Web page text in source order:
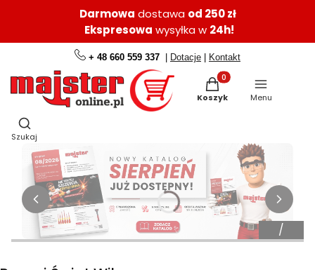
Darmowa dostawa od 250 zł
Ekspresowa wysyłka w 24h!
+ 48 660 559 337 | Dotacje | Kontakt
Produkty w koszyku:
Koszyk Menu
Otwórz wyszukiwarkę
Szukaj